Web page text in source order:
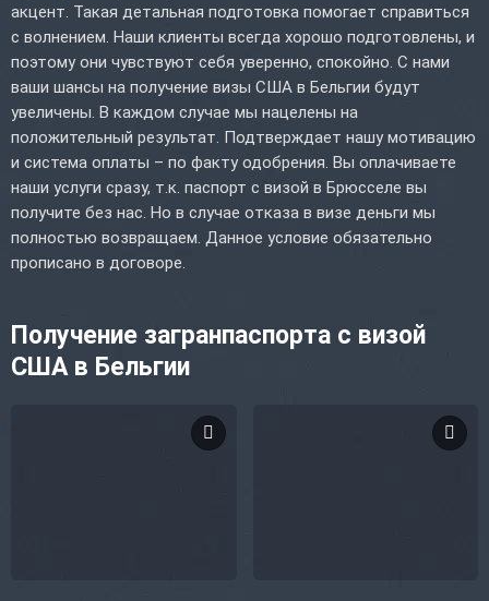
акцент. Такая детальная подготовка помогает справиться
с волнением. Наши клиенты всегда хорошо подготовлены, и
поэтому они чувствуют себя уверенно, спокойно. С нами
ваши шансы на получение визы США в Бельгии будут
увеличены. В каждом случае мы нацелены на
положительный результат. Подтверждает нашу мотивацию
и система оплаты – по факту одобрения. Вы оплачиваете
наши услуги сразу, т.к. паспорт с визой в Брюсселе вы
получите без нас. Но в случае отказа в визе деньги мы
полностью возвращаем. Данное условие обязательно
прописано в договоре.
Получение загранпаспорта с визой
США в Бельгии